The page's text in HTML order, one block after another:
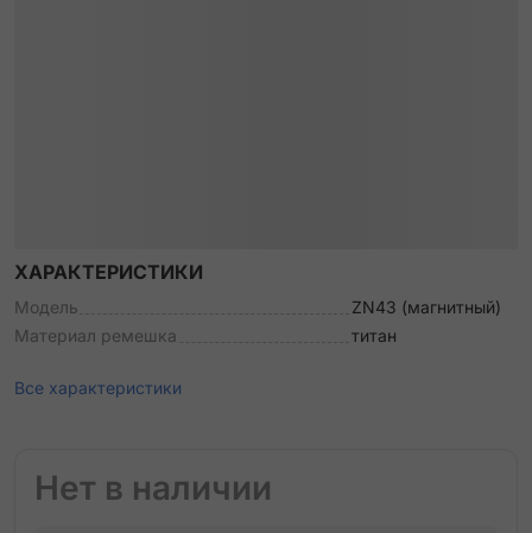
ХАРАКТЕРИСТИКИ
Модель
ZN43 (магнитный)
Материал ремешка
титан
Все характеристики
Нет в наличии